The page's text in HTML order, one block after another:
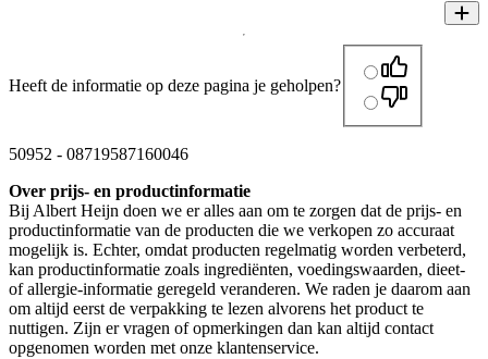
Heeft de informatie op deze pagina je geholpen?
50952 - 08719587160046
Over prijs- en productinformatie
Bij Albert Heijn doen we er alles aan om te zorgen dat de prijs- en
productinformatie van de producten die we verkopen zo accuraat
mogelijk is. Echter, omdat producten regelmatig worden verbeterd,
kan productinformatie zoals ingrediënten, voedingswaarden, dieet-
of allergie-informatie geregeld veranderen. We raden je daarom aan
om altijd eerst de verpakking te lezen alvorens het product te
nuttigen. Zijn er vragen of opmerkingen dan kan altijd contact
opgenomen worden met onze klantenservice.